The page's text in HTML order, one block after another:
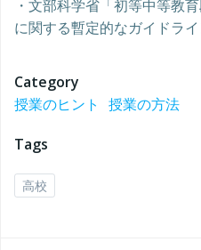
・文部科学省「初等中等教
に関する暫定的なガイドライ
Category
授業のヒント
授業の方法
Tags
高校